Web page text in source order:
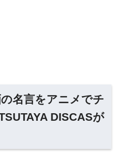
の名言をアニメでチ
DISCASが